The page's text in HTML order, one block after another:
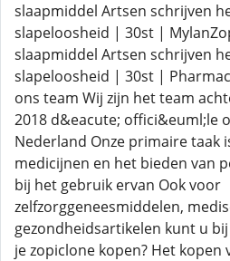
slaapmiddel Artsen schrijven
slapeloosheid | 30st |
slaapmiddel Artsen schrijven
slapeloosheid | 30st |
ons team Wij zijn het team
2018 d&eacute; offici&euml;le
Nederland Onze primaire taak
medicijnen en het bieden van
bij het gebruik ervan Ook voor
zelfzorggeneesmiddelen,
gezondheidsartikelen kunt u
je zopiclone kopen? Het kopen